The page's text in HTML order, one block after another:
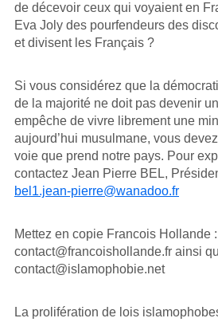
de décevoir ceux qui voyaient en
Eva Joly des pourfendeurs des
et divisent les Français ?
Si vous considérez que la
de la majorité ne doit pas devenir
empêche de vivre librement une
aujourd’hui musulmane, vous
voie que prend notre pays. Pour
contactez Jean Pierre BEL,
bel1.jean-pierre@wanadoo.fr
Mettez en copie Francois Hollande :
contact@francoishollande.fr ainsi
contact@islamophobie.net
La prolifération de lois